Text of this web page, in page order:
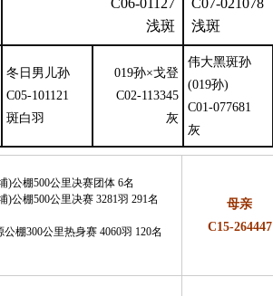
C06-01127
浅斑
C07-021078
浅斑
冬日男儿孙
C05-101121
斑白羽
019孙×戈登
C02-113345
灰
伟大黑斑孙
(019孙)
C01-077681
灰
)公棚500公里决赛团体 6名
)公棚500公里决赛 3281羽 291名
棚300公里热身赛 4060羽 120名
母亲
C15-264447